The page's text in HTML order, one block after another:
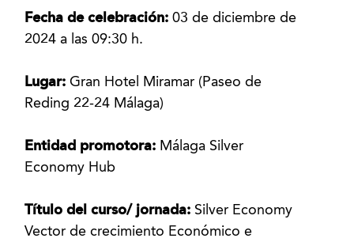
Fecha de celebración:03 de diciembre de
2024 a las 09:30 h.
Lugar:Gran Hotel Miramar (Paseo de
Reding 22-24 Málaga)
Entidad promotora: Málaga Silver
Economy Hub
Título del curso/ jornada: Silver Economy
Vector de crecimiento Económico e